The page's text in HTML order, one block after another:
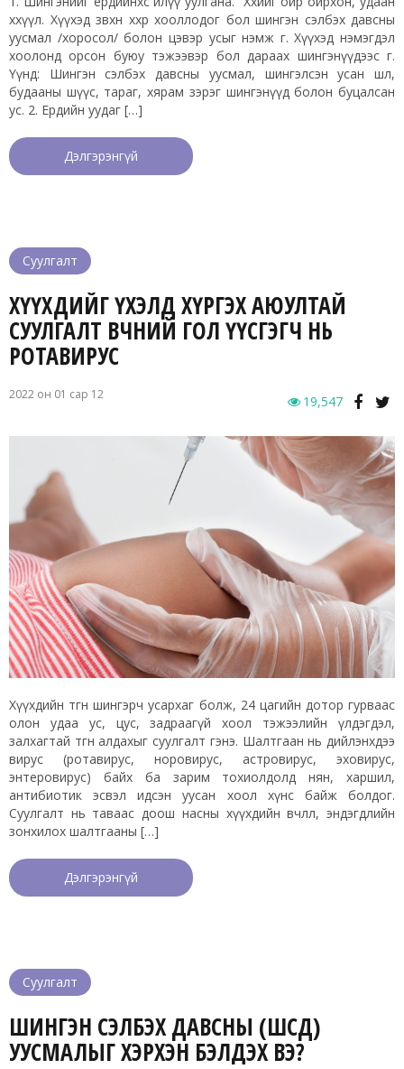
хөхүүл. Хүүхэд зөвхөн хөхөөр хооллодог бол шингэн сэлбэх давсны
уусмал /хоросол/ болон цэвэр усыг нэмж өг. Хүүхэд нэмэгдэл
хоолонд орсон буюу тэжээвэр бол дараах шингэнүүдээс өг.
Үүнд: Шингэн сэлбэх давсны уусмал, шингэлсэн усан шөл,
будааны шүүс, тараг, хярам зэрэг шингэнүүд болон буцалсан
ус. 2. Ердийн уудаг […]
Дэлгэрэнгүй
Суулгалт
ХҮҮХДИЙГ ҮХЭЛД ХҮРГЭХ АЮУЛТАЙ
СУУЛГАЛТ ӨВЧНИЙ ГОЛ ҮҮСГЭГЧ НЬ
РОТАВИРУС
2022 он 01 сар 12 19,547
Хүүхдийн өтгөн шингэрч усархаг болж, 24 цагийн дотор гурваас
олон удаа ус, цус, задраагүй хоол тэжээлийн үлдэгдэл,
залхагтай өтгөн алдахыг суулгалт гэнэ. Шалтгаан нь дийлэнхдээ
вирус (ротавирус, норовирус, астровирус, эховирус,
энтеровирус) байх ба зарим тохиолдолд нян, харшил,
антибиотик эсвэл идсэн уусан хоол хүнс байж болдог.
Суулгалт нь таваас доош насны хүүхдийн өвчлөл, эндэгдлийн
зонхилох шалтгааны […]
Дэлгэрэнгүй
Суулгалт
ШИНГЭН СЭЛБЭХ ДАВСНЫ (ШСД)
УУСМАЛЫГ ХЭРХЭН БЭЛДЭХ ВЭ?